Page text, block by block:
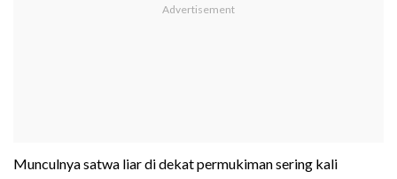
Munculnya satwa liar di dekat permukiman sering kali